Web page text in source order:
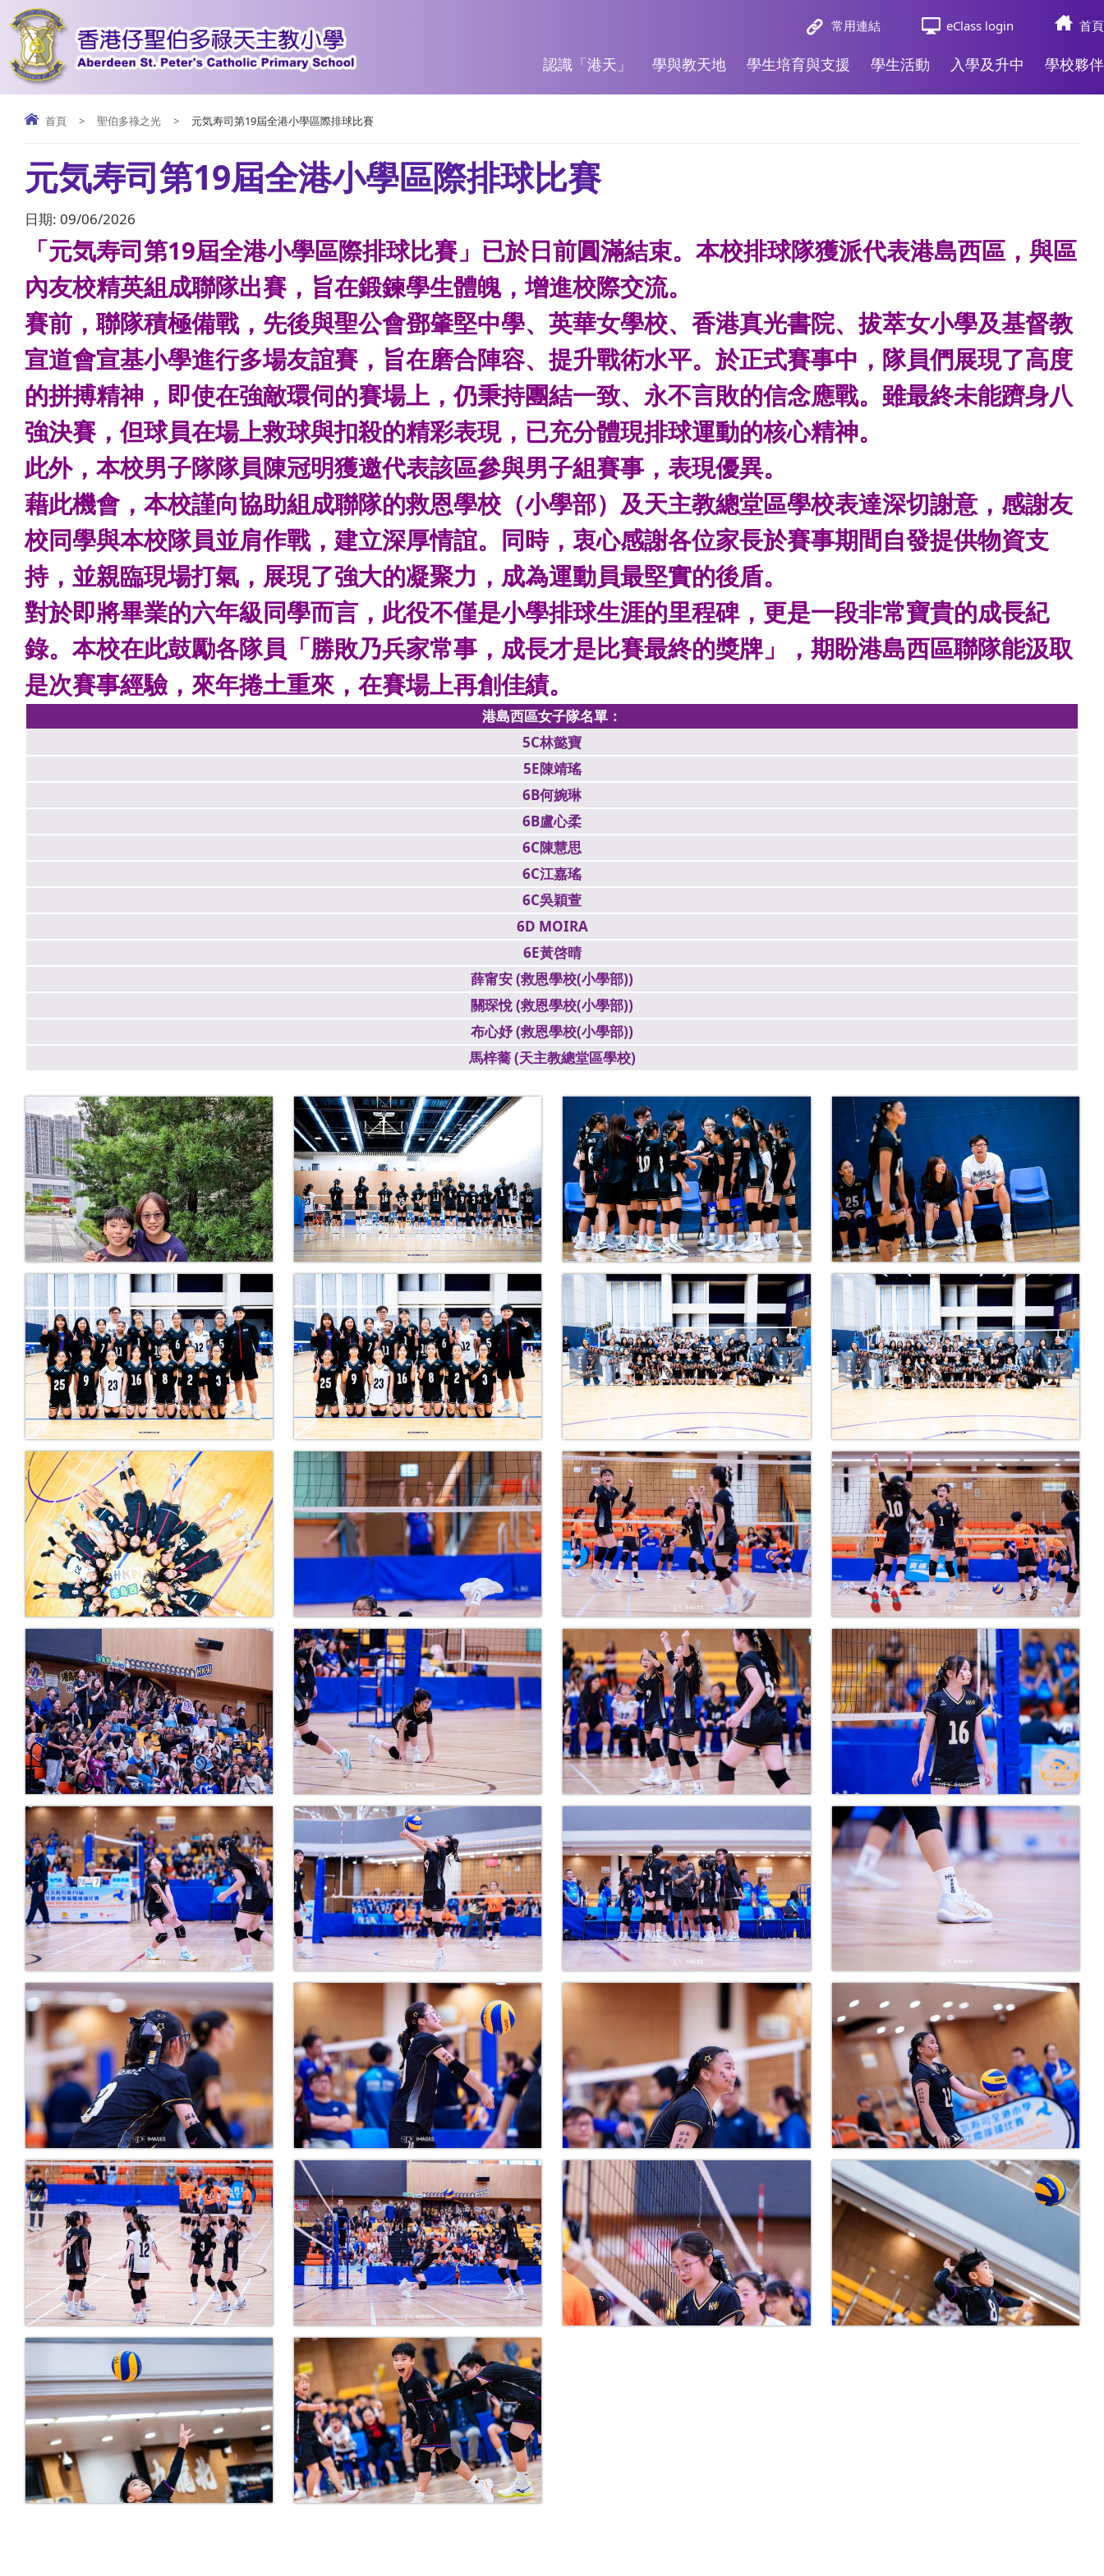
常用連結 eClass login 首頁
認識「港天」 學與教天地 學生培育與支援 學生活動 入學及升中 學校夥伴
首頁 > 聖伯多祿之光 > 元気寿司第19屆全港小學區際排球比賽
元気寿司第19屆全港小學區際排球比賽
日期: 09/06/2026
「元気寿司第19屆全港小學區際排球比賽」已於日前圓滿結束。本校排球隊獲派代表港島西區，與區
內友校精英組成聯隊出賽，旨在鍛鍊學生體魄，增進校際交流。
賽前，聯隊積極備戰，先後與聖公會鄧肇堅中學、英華女學校、香港真光書院、拔萃女小學及基督教
宣道會宣基小學進行多場友誼賽，旨在磨合陣容、提升戰術水平。於正式賽事中，隊員們展現了高度
的拼搏精神，即使在強敵環伺的賽場上，仍秉持團結一致、永不言敗的信念應戰。雖最終未能躋身八
強決賽，但球員在場上救球與扣殺的精彩表現，已充分體現排球運動的核心精神。
此外，本校男子隊隊員陳冠明獲邀代表該區參與男子組賽事，表現優異。
藉此機會，本校謹向協助組成聯隊的救恩學校（小學部）及天主教總堂區學校表達深切謝意，感謝友
校同學與本校隊員並肩作戰，建立深厚情誼。同時，衷心感謝各位家長於賽事期間自發提供物資支
持，並親臨現場打氣，展現了強大的凝聚力，成為運動員最堅實的後盾。
對於即將畢業的六年級同學而言，此役不僅是小學排球生涯的里程碑，更是一段非常寶貴的成長紀
錄。本校在此鼓勵各隊員「勝敗乃兵家常事，成長才是比賽最終的獎牌」，期盼港島西區聯隊能汲取
是次賽事經驗，來年捲土重來，在賽場上再創佳績。
港島西區女子隊名單：
5C林懿寶
5E陳靖瑤
6B何婉琳
6B盧心柔
6C陳慧思
6C江嘉瑤
6C吳穎萱
6D MOIRA
6E黃啓晴
薛甯安 (救恩學校(小學部))
關琛悅 (救恩學校(小學部))
布心妤 (救恩學校(小學部))
馬梓蕎 (天主教總堂區學校)